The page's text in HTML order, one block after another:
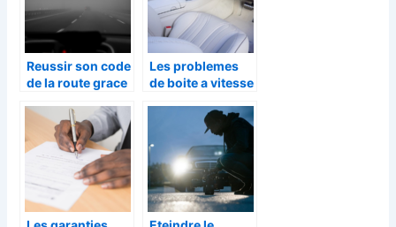
Reussir son code
de la route grace
code en ligne
Les problemes
de boite a vitesse
la Mercedes